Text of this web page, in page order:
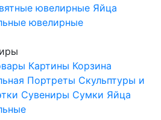
ювелирные Яйца
ювелирные
Картины Корзина
Портреты Скульптуры и
Сувениры Сумки Яйца